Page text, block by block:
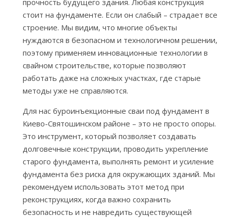
прочность будущего здания. Любая конструкция
стоит на фундаменте. Если он слабый – страдает все
строение. Мы видим, что многие объекты
нуждаются в безопасном и технологичном решении,
поэтому применяем инновационные технологии в
свайном строительстве, которые позволяют
работать даже на сложных участках, где старые
методы уже не справляются.
Для нас буроинъекционные сваи под фундамент в
Киево-Святошинском районе – это не просто опоры.
Это инструмент, который позволяет создавать
долговечные конструкции, проводить укрепление
старого фундамента, выполнять ремонт и усиление
фундамента без риска для окружающих зданий. Мы
рекомендуем использовать этот метод при
реконструкциях, когда важно сохранить
безопасность и не навредить существующей